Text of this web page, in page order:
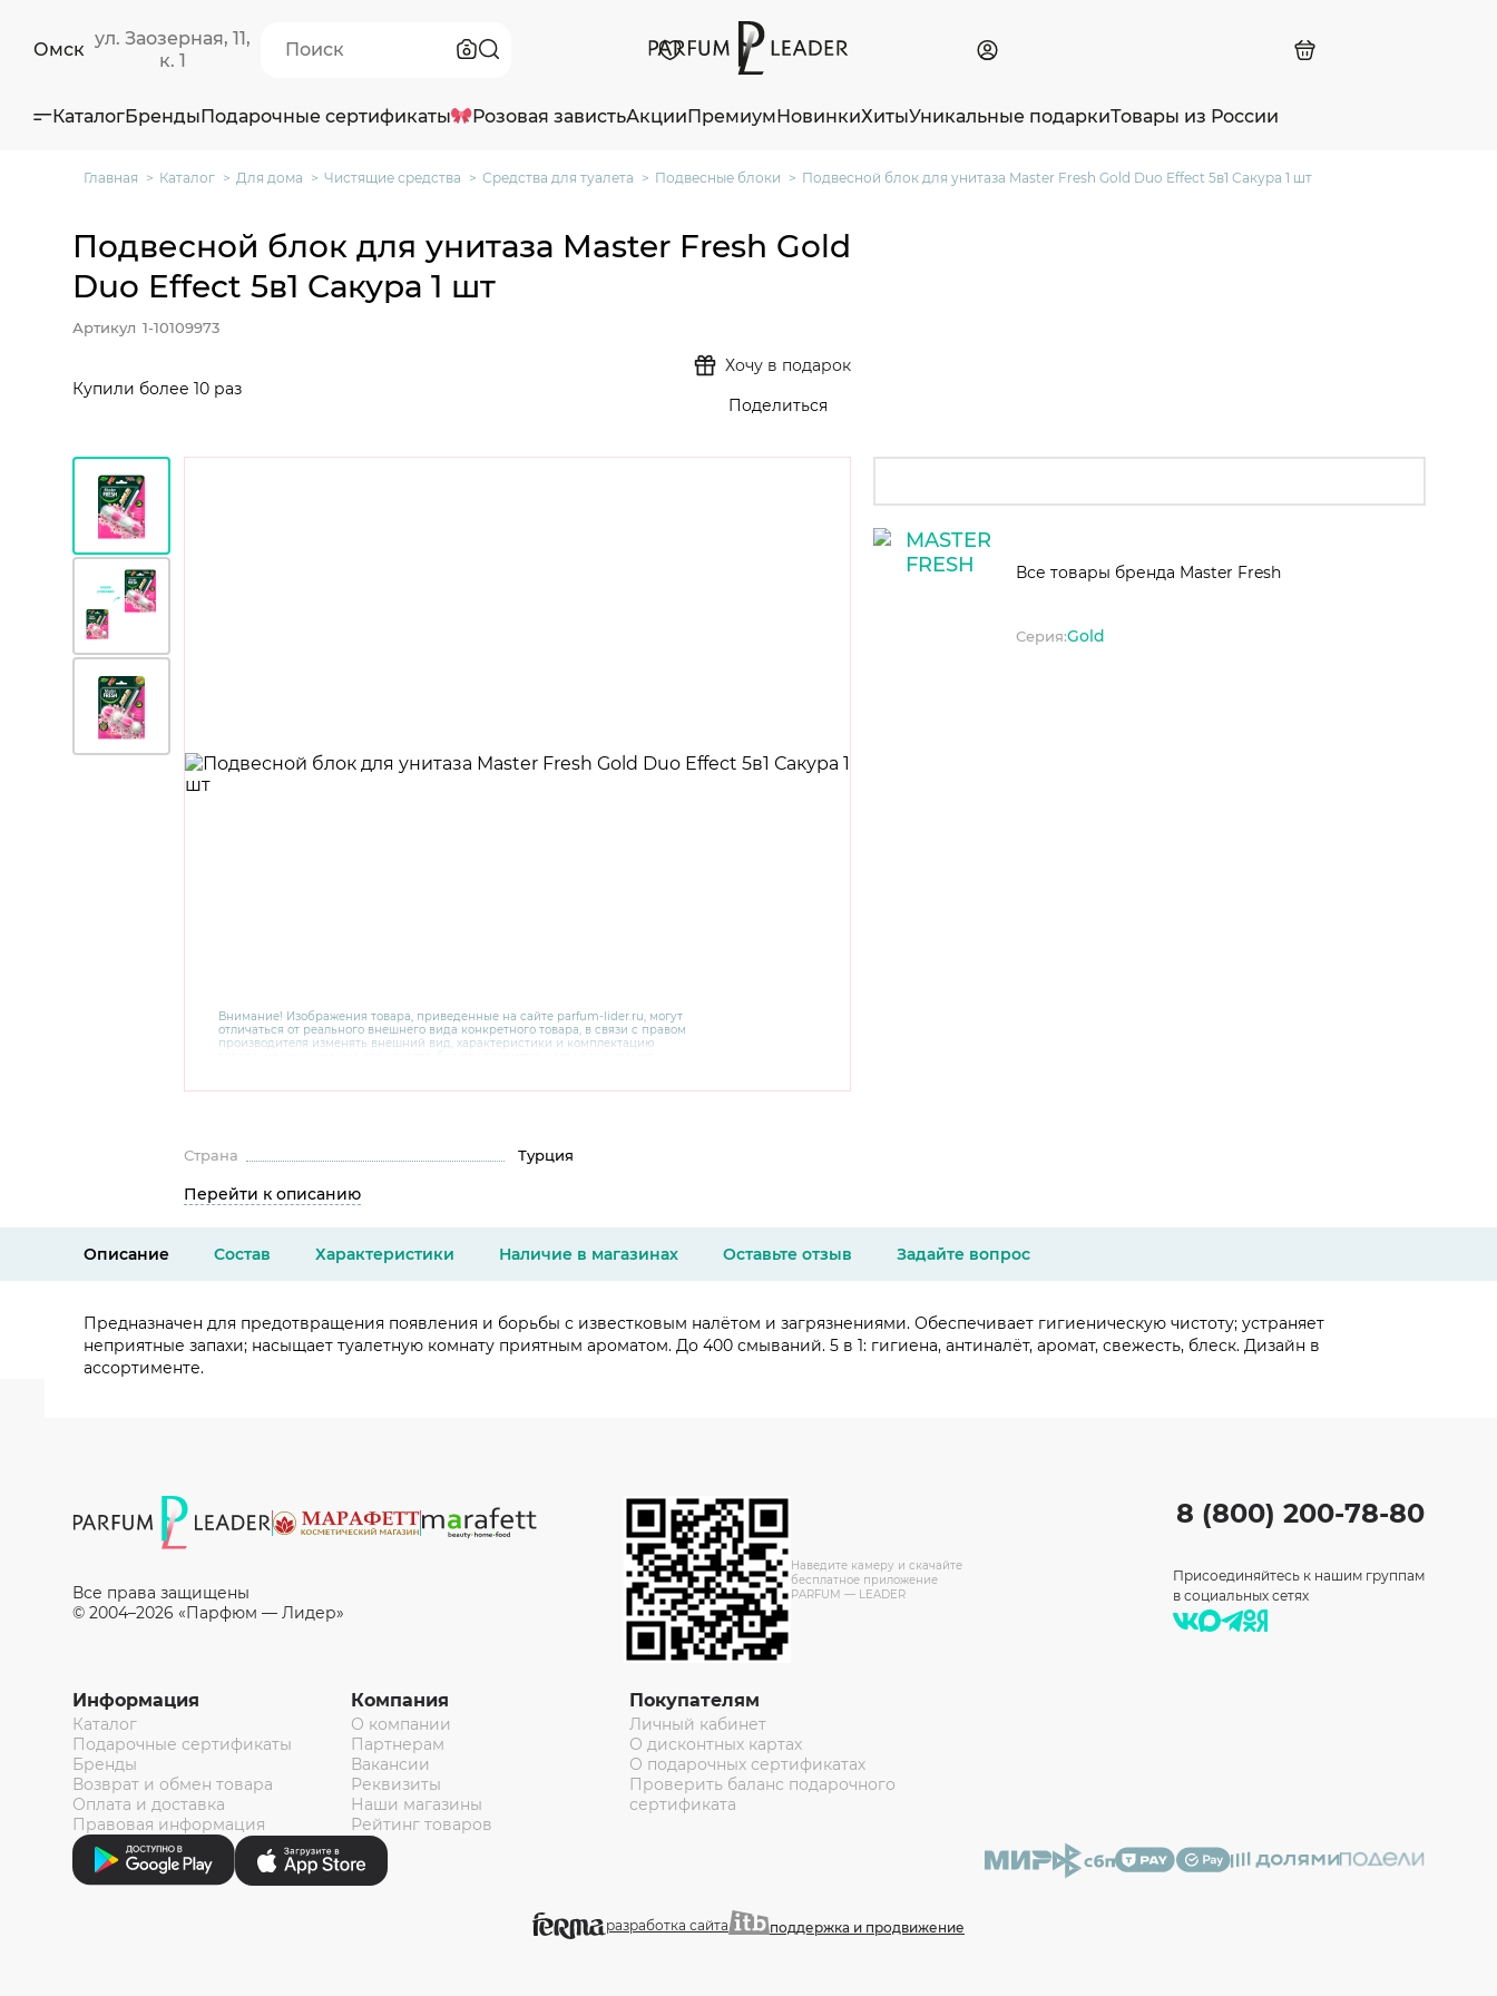
Омск
ул. Заозерная, 11,
к. 1
КаталогБрендыПодарочные сертификаты Розовая завистьАкцииПремиумНовинкиХитыУникальные подаркиТовары из России
Главная Каталог Для дома Чистящие средства Средства для туалета Подвесные блоки Подвесной блок для унитаза Master Fresh Gold Duo Effect 5в1 Сакура 1 шт
Внимание! Изображения товара, приведенные на сайте parfum-lider.ru, могут
отличаться от реального внешнего вида конкретного товара, в связи с правом
производителя изменять внешний вид, характеристики и комплектацию
консультантов по номеру 8 800 200 78 80.
Подвесной блок для унитаза Master Fresh Gold
Duo Effect 5в1 Сакура 1 шт
Артикул 1-10109973
Купили более 10 раз
Хочу в подарок
Поделиться
Страна Турция
Перейти к описанию
Все товары бренда Master Fresh
Серия:Gold
Описание Состав Характеристики Наличие в магазинах Оставьте отзыв Задайте вопрос
Предназначен для предотвращения появления и борьбы с известковым налётом и загрязнениями. Обеспечивает гигиеническую чистоту; устраняет
неприятные запахи; насыщает туалетную комнату приятным ароматом. До 400 смываний. 5 в 1: гигиена, антиналёт, аромат, свежесть, блеск. Дизайн в
ассортименте.
Все права защищены
© 2004–2026 «Парфюм — Лидер»
Наведите камеру и скачайте
бесплатное приложение
PARFUM — LEADER
Информация
Каталог
Подарочные сертификаты
Бренды
Возврат и обмен товара
Оплата и доставка
Правовая информация
Компания
О компании
Партнерам
Вакансии
Реквизиты
Наши магазины
Рейтинг товаров
Покупателям
Личный кабинет
О дисконтных картах
О подарочных сертификатах
Проверить баланс подарочного
сертификата
8 (800) 200-78-80
Присоединяйтесь к нашим группам
в социальных сетях
разработка сайта поддержка и продвижение